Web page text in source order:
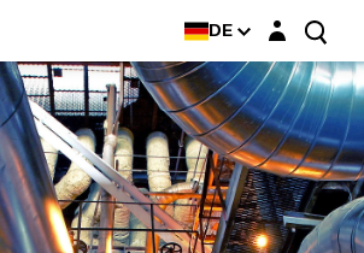
DE Login-Maske